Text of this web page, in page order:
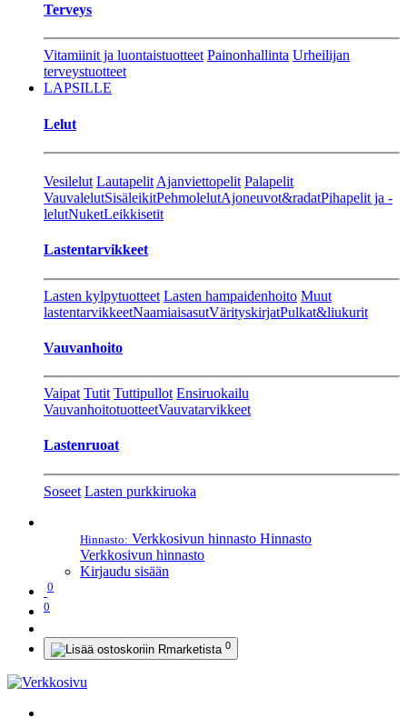
Terveys
Vitamiinit ja luontaistuotteet Painonhallinta Urheilijan
terveystuotteet
LAPSILLE
Lelut
Vesilelut Lautapelit Ajanviettopelit Palapelit
VauvalelutSisäleikitPehmolelutAjoneuvot&radatPihapelit ja -
lelutNuketLeikkisetit
Lastentarvikkeet
Lasten kylpytuotteet Lasten hampaidenhoito Muut
lastentarvikkeetNaamiaisasutVärityskirjatPulkat&liukurit
Vauvanhoito
Vaipat Tutit Tuttipullot Ensiruokailu
VauvanhoitotuotteetVauvatarvikkeet
Lastenruoat
Soseet Lasten purkkiruoka
Hinnasto: Verkkosivun hinnasto Hinnasto
Verkkosivun hinnasto
Kirjaudu sisään
0
0
0